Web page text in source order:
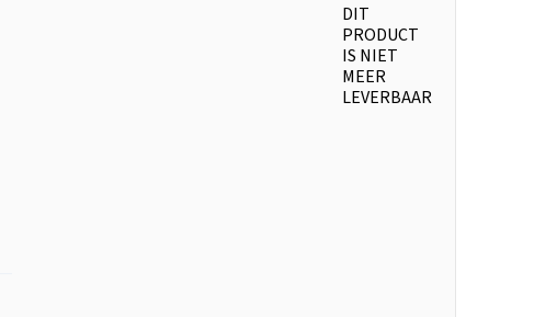
DIT
PRODUCT
IS NIET
MEER
LEVERBAAR